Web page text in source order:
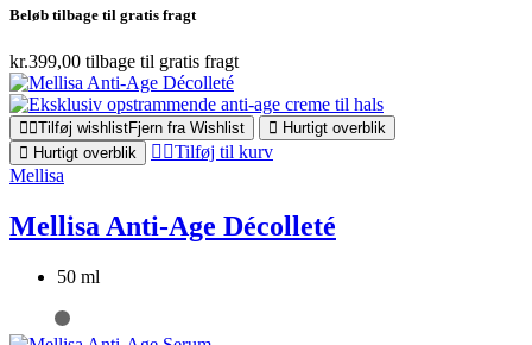
Beløb tilbage til gratis fragt
kr.399,00 tilbage til gratis fragt
Tilføj wishlistFjern fra Wishlist
Hurtigt overblik
Hurtigt overblik
Tilføj til kurv
Mellisa
Mellisa Anti-Age Décolleté
50 ml